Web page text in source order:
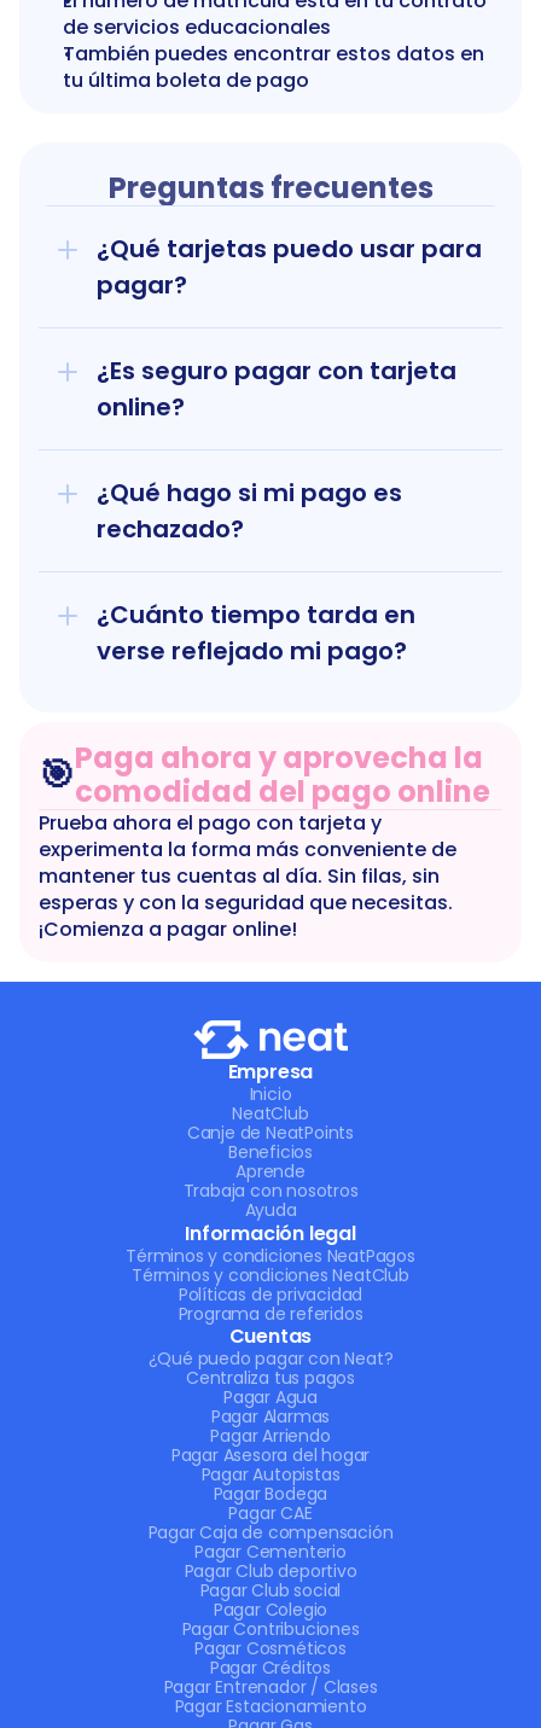
de servicios educacionales
También puedes encontrar estos datos en
tu última boleta de pago
Preguntas frecuentes
¿Qué tarjetas puedo usar para
pagar?
¿Es seguro pagar con tarjeta
online?
¿Qué hago si mi pago es
rechazado?
¿Cuánto tiempo tarda en
verse reflejado mi pago?
🎯Paga ahora y aprovecha la
comodidad del pago online
Prueba ahora el pago con tarjeta y
experimenta la forma más conveniente de
mantener tus cuentas al día. Sin filas, sin
esperas y con la seguridad que necesitas.
¡Comienza a pagar online!
Empresa
Inicio
NeatClub
Canje de NeatPoints
Beneficios
Aprende
Trabaja con nosotros
Ayuda
Información legal
Términos y condiciones NeatPagos
Términos y condiciones NeatClub
Políticas de privacidad
Programa de referidos
Cuentas
¿Qué puedo pagar con Neat?
Centraliza tus pagos
Pagar Agua
Pagar Alarmas
Pagar Arriendo
Pagar Asesora del hogar
Pagar Autopistas
Pagar Bodega
Pagar CAE
Pagar Caja de compensación
Pagar Cementerio
Pagar Club deportivo
Pagar Club social
Pagar Colegio
Pagar Contribuciones
Pagar Cosméticos
Pagar Créditos
Pagar Entrenador / Clases
Pagar Estacionamiento